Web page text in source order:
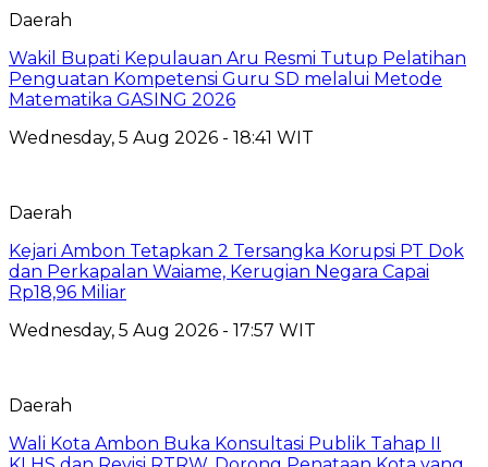
Daerah
Wakil Bupati Kepulauan Aru Resmi Tutup Pelatihan
Penguatan Kompetensi Guru SD melalui Metode
Matematika GASING 2026
Wednesday, 5 Aug 2026 - 18:41 WIT
Daerah
Kejari Ambon Tetapkan 2 Tersangka Korupsi PT Dok
dan Perkapalan Waiame, Kerugian Negara Capai
Rp18,96 Miliar
Wednesday, 5 Aug 2026 - 17:57 WIT
Daerah
Wali Kota Ambon Buka Konsultasi Publik Tahap II